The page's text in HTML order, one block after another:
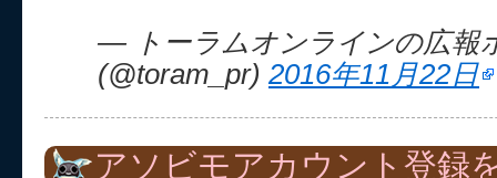
— トーラムオンラインの広報
(@toram_pr) 2016年11月22日
アソビモアカウント登録